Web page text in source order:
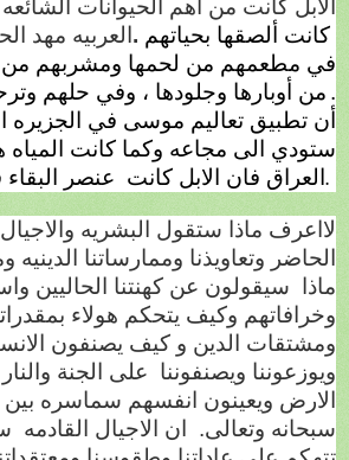
الابل كانت من اهم الحيوانات
العربيه مهد . كانت ألصقها بحياتهم
في مطعمهم من لحمها ومشربهم من
من أوبارها وجلودها ، وفي حلهم .
أن تطبيق تعاليم موسى في الجزيره
ستودي الى مجاعه وكما كانت
العراق فان الابل كانت عنصر .
لااعرف ماذا ستقول البشريه
الحاضر وتعاويذنا وممارساتنا الدينيه
ماذا
سيقولون عن كهنتنا الحاليين
وخرافاتهم وكيف يتحكم هولاء
ومشتقات الدين و كيف يصنفون
ويوزعوننا ويصنفوننا على الجنة والنار
الارض ويعينون انفسهم سماسره بين
سبحانه وتعالى.
ان الاجيال القادمه